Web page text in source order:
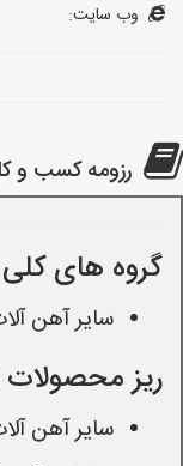
وب سایت:
رزومه کسب و
گروه های
سایر آهن
ریز
سایر آهن